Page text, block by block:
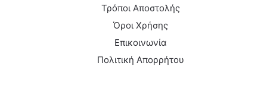
Τρόποι Αποστολής
Όροι Χρήσης
Επικοινωνία
Πολιτική Απορρήτου